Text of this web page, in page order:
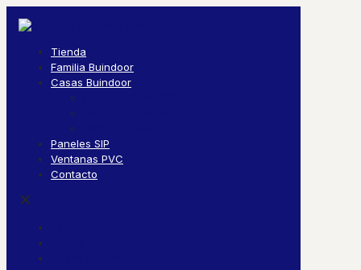
Tienda
Familia Buindoor
Casas Buindoor
Paneles SIP
Ventanas PVC
Contacto
✕